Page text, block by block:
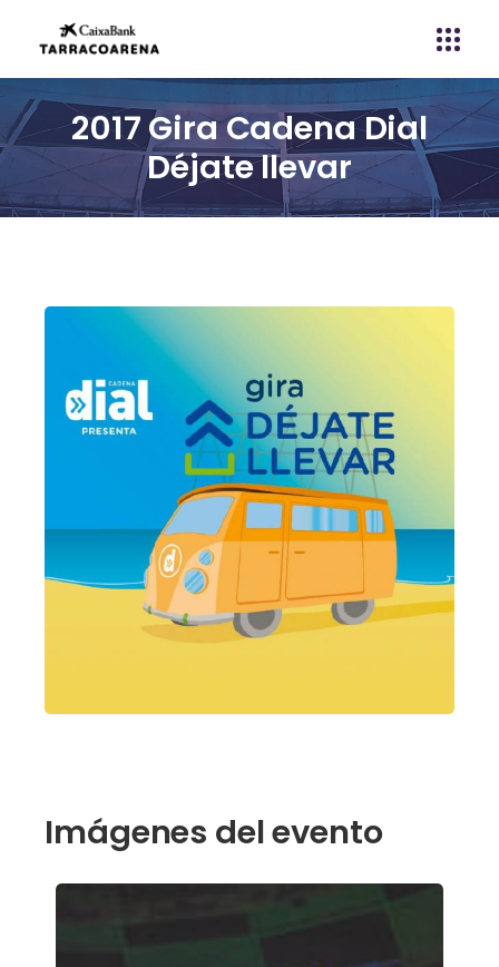
2017 Gira Cadena Dial
Déjate llevar
Imágenes del evento